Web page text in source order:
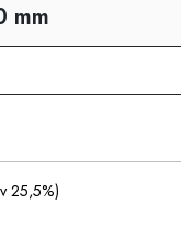
mm
25,5%)